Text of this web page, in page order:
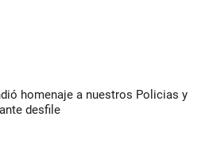
homenaje a nuestros Policias y
desfile